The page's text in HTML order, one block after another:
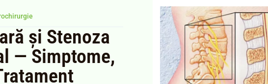
și Stenoza
— Simptome,